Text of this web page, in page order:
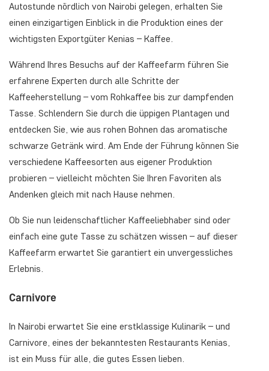
Autostunde nördlich von Nairobi gelegen, erhalten Sie
einen einzigartigen Einblick in die Produktion eines der
wichtigsten Exportgüter Kenias – Kaffee.
Während Ihres Besuchs auf der Kaffeefarm führen Sie
erfahrene Experten durch alle Schritte der
Kaffeeherstellung – vom Rohkaffee bis zur dampfenden
Tasse. Schlendern Sie durch die üppigen Plantagen und
entdecken Sie, wie aus rohen Bohnen das aromatische
schwarze Getränk wird. Am Ende der Führung können Sie
verschiedene Kaffeesorten aus eigener Produktion
probieren – vielleicht möchten Sie Ihren Favoriten als
Andenken gleich mit nach Hause nehmen.
Ob Sie nun leidenschaftlicher Kaffeeliebhaber sind oder
einfach eine gute Tasse zu schätzen wissen – auf dieser
Kaffeefarm erwartet Sie garantiert ein unvergessliches
Erlebnis.
Carnivore
In Nairobi erwartet Sie eine erstklassige Kulinarik – und
Carnivore, eines der bekanntesten Restaurants Kenias,
ist ein Muss für alle, die gutes Essen lieben.